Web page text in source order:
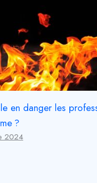
en danger les
?
2024